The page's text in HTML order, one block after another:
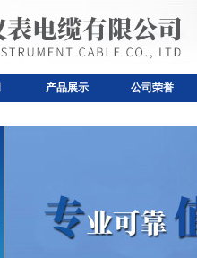
产品展示 公司荣誉